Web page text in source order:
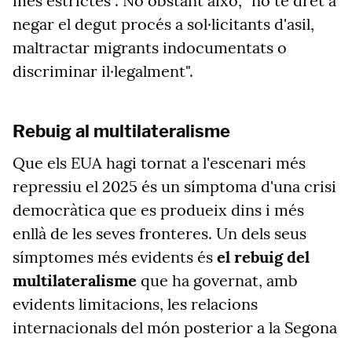
negar el degut procés a sol·licitants d'asil,
maltractar migrants indocumentats o
discriminar il·legalment".
Rebuig al multilateralisme
Que els EUA hagi tornat a l'escenari més
repressiu el 2025 és un símptoma d'una crisi
democràtica que es produeix dins i més
enllà de les seves fronteres. Un dels seus
símptomes més evidents és el rebuig del
multilateralisme que ha governat, amb
evidents limitacions, les relacions
internacionals del món posterior a la Segona